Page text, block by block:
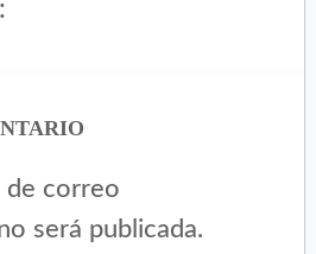
de correo
será publicada.